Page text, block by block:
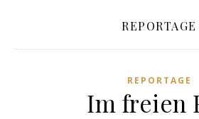
REPORTAGE
REPORTAGE
Im freien